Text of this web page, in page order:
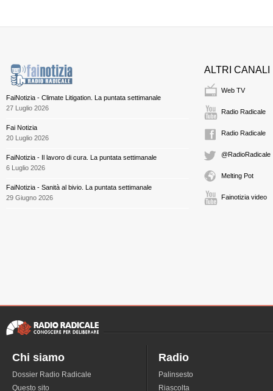
FaiNotizia - Climate Litigation. La puntata settimanale
27 Luglio 2026
Fai Notizia
20 Luglio 2026
FaiNotizia - Il lavoro di cura. La puntata settimanale
6 Luglio 2026
FaiNotizia - Sanità al bivio. La puntata settimanale
29 Giugno 2026
ALTRI CANALI
Web TV
Radio Radicale
Radio Radicale
@RadioRadicale
Melting Pot
Fainotizia video
Chi siamo
Dossier Radio Radicale
Questo sito
Radio
Palinsesto
Riascolta